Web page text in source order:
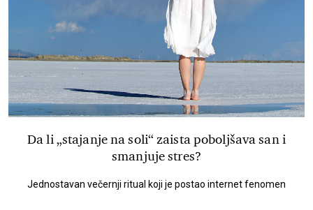
Da li „stajanje na soli“ zaista poboljšava san i
smanjuje stres?
Jednostavan večernji ritual koji je postao internet fenomen